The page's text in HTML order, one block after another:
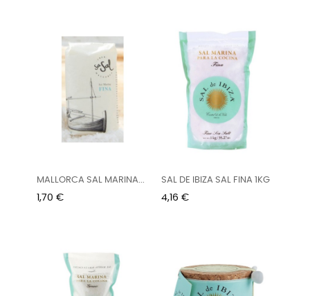
MALLORCA SAL MARINA...
Precio
1,70 €
SAL DE IBIZA SAL FINA 1KG
Precio
4,16 €